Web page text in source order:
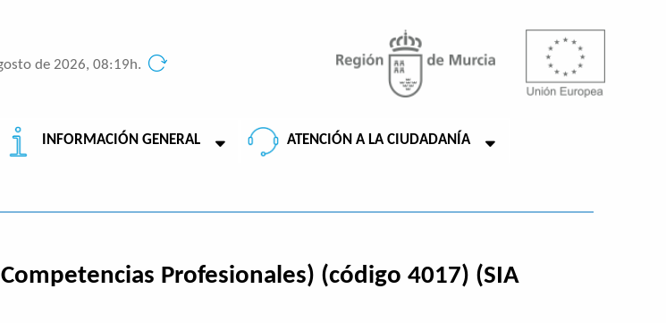
de 2026, 08:19h.
INFORMACIÓN GENERAL ATENCIÓN A LA CIUDADANÍA
Profesionales) (código 4017) (SIA